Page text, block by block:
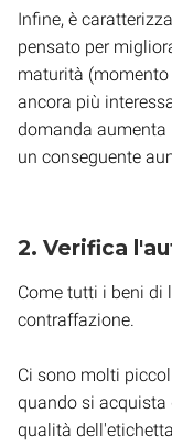
Infine, è
pensato per
maturità
ancora più
domanda aumenta
un conseguente
2. Verifica
Come tutti i beni di
contraffazione.
Ci sono molti
quando si acquista
qualità